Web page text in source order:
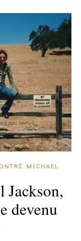
MICHAEL
Jackson,
devenu